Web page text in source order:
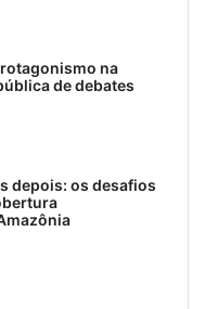
na
de debates
depois: os desafios